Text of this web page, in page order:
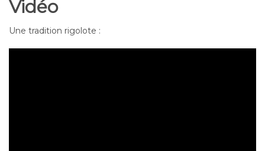
Vidéo
Une tradition rigolote :